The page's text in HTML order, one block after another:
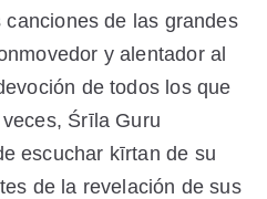
de las grandes
y alentador al
de todos los que
Śrīla Guru
escuchar kīrtan de su
de la revelación de sus